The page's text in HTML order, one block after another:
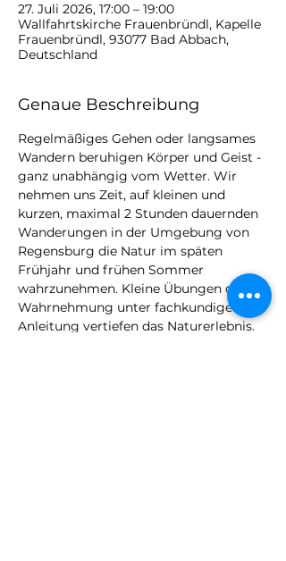
27. Juli 2026, 17:00 – 19:00
Wallfahrtskirche Frauenbründl, Kapelle
Frauenbründl, 93077 Bad Abbach,
Deutschland
Genaue Beschreibung
Regelmäßiges Gehen oder langsames
Wandern beruhigen Körper und Geist -
ganz unabhängig vom Wetter. Wir
nehmen uns Zeit, auf kleinen und
kurzen, maximal 2 Stunden dauernden
Wanderungen in der Umgebung von
Regensburg die Natur im späten
Frühjahr und frühen Sommer
wahrzunehmen. Kleine Übungen der
Wahrnehmung unter fachkundiger
Anleitung vertiefen das Naturerlebnis.